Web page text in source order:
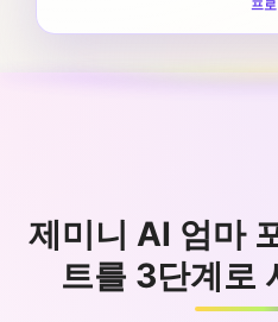
프로
제미니 AI 엄마
트를 3단계로